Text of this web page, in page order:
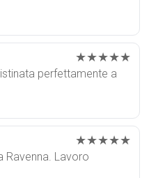
★★★★★
perfettamente a
★★★★★
Ravenna. Lavoro